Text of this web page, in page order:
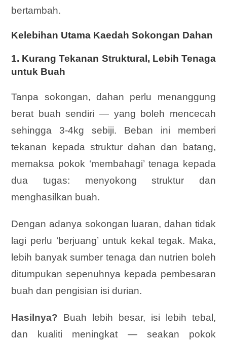
bertambah.
Kelebihan Utama KaedahSokongan Dahan
1. Kurang Tekanan Struktural, Lebih Tenaga
untuk Buah
Tanpa sokongan, dahan perlu menanggung
berat buah sendiri — yang boleh mencecah
sehingga 3-4kg sebiji. Beban ini memberi
tekanan kepada struktur dahan dan batang,
memaksa pokok ‘membahagi’ tenaga kepada
dua tugas: menyokong struktur dan
menghasilkan buah.
Dengan adanya sokongan luaran, dahan tidak
lagi perlu ‘berjuang’ untuk kekal tegak. Maka,
lebih banyak sumber tenaga dan nutrien boleh
ditumpukan sepenuhnya kepada pembesaran
buah dan pengisian isi durian.
Hasilnya? Buah lebih besar, isi lebih tebal,
dan kualiti meningkat — seakan pokok